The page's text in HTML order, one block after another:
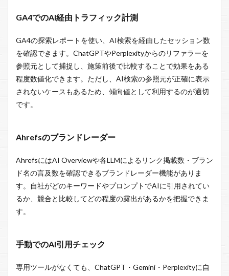
GA4でのAI経由トラフィック計測
GA4の探索レポートを使い、AI検索を経由したセッション数
を確認できます。ChatGPTやPerplexityからのリファラーを
参照元として捕捉し、施策前後で比較することで効果をある
程度数値化できます。ただし、AI検索の参照元が正確に表示
されないケースもあるため、傾向値として利用するのが適切
です。
Ahrefsのブランドレーダー
AhrefsにはAI Overviewや各LLMによるリンク掲載数・ブラン
ド名の言及数を確認できるブランドレーダー機能がありま
す。自社がどのキーワードやプロンプトでAIに引用されてい
るか、競合と比較してどの程度の露出があるかを把握できま
す。
手動でのAI引用チェック
専用ツールがなくても、ChatGPT・Gemini・Perplexityに自